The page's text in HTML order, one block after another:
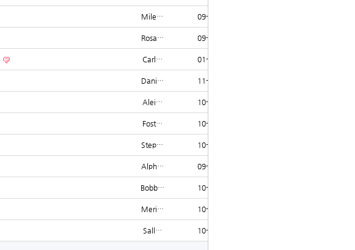
Mile… 09-05
Rosa… 09-06
Carl… 01-11
Dani… 11-21
Alei… 10-21
Fost… 10-24
Step… 10-08
Alph… 09-10
Bobb… 10-24
Meri… 10-24
Sall… 10-22